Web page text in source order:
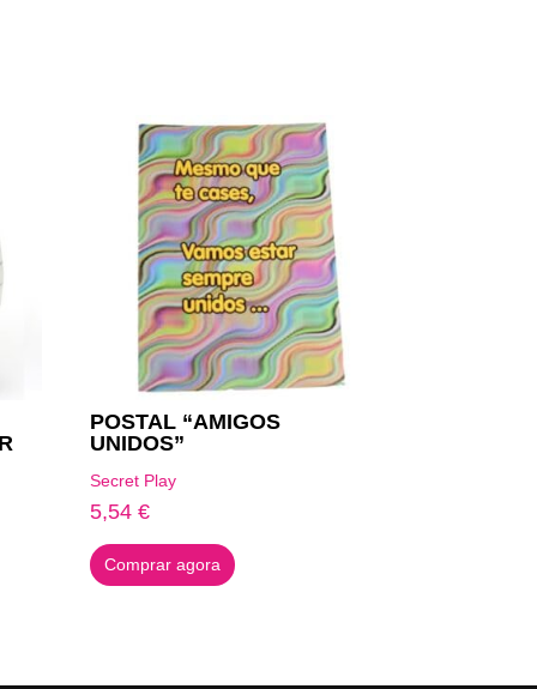
POSTAL “AMIGOS
UNIDOS”
Secret Play
5,54€
Comprar agora